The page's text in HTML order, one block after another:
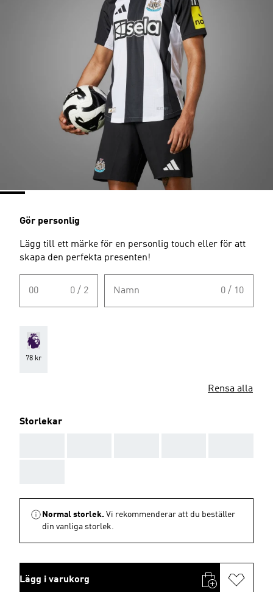
Gör personlig
Lägg till ett märke för en personlig touch eller för att
skapa den perfekta presenten!
00 0 / 2 Namn 0 / 10
78 kr
Rensa alla
Storlekar
Normal storlek. Vi rekommenderar att du beställer
din vanliga storlek.
Lägg i varukorg